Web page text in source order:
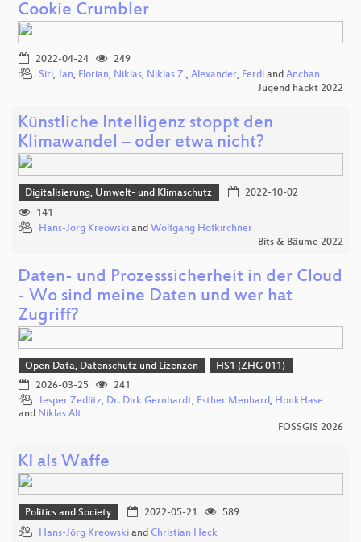
Cookie Crumbler
2022-04-24
249
Siri, Jan, Florian, Niklas, Niklas Z., Alexander, Ferdi and Anchan
Jugend hackt 2022
Künstliche Intelligenz stoppt den
Klimawandel – oder etwa nicht?
Digitalisierung, Umwelt- und Klimaschutz
2022-10-02
141
Hans-Jörg Kreowski and Wolfgang Hofkirchner
Bits & Bäume 2022
Daten- und Prozesssicherheit in der Cloud
- Wo sind meine Daten und wer hat
Zugriff?
Open Data, Datenschutz und Lizenzen
HS1 (ZHG 011)
2026-03-25
241
Jesper Zedlitz, Dr. Dirk Gernhardt, Esther Menhard, HonkHase
and Niklas Alt
FOSSGIS 2026
KI als Waffe
Politics and Society 2022-05-21
589
Hans-Jörg Kreowski and Christian Heck